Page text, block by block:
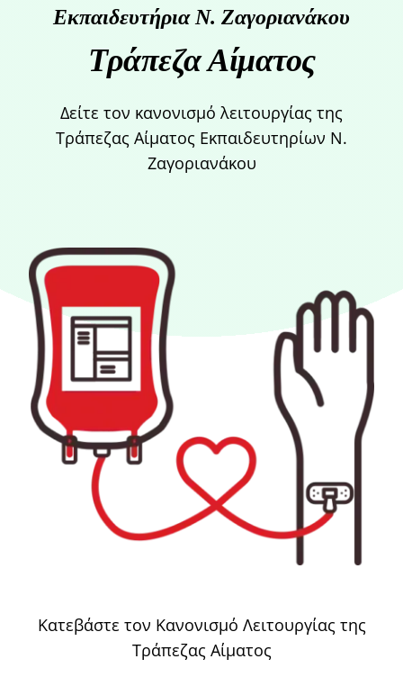
Εκπαιδευτήρια Ν. Ζαγοριανάκου
Τράπεζα Αίματος
Δείτε τον κανονισμό λειτουργίας της
Τράπεζας Αίματος Εκπαιδευτηρίων Ν.
Ζαγοριανάκου
Κατεβάστε τον Κανονισμό Λειτουργίας της
Τράπεζας Αίματος